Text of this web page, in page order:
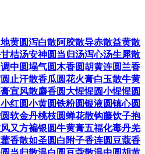
地黄圆泻白散阿胶散导赤散益黄散
甘桔汤安神圆当归汤泻心汤生犀散
调中圆塌气圆木香圆胡黄连圆兰香
止汗散香瓜圆花火膏白玉散牛黄
宣风散麝香圆大惺惺圆小惺惺圆
小红圆小黄圆铁粉圆银液圆镇心圆
软金丹桃枝圆蝉花散钩藤饮子抱
又方褊银圆牛黄膏五福化毒丹羌
藿香散如圣圆白附子香连圆豆蔻香